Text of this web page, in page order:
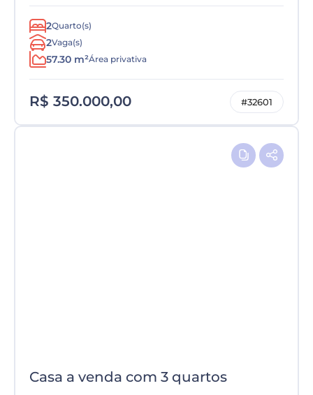
2Quarto(s)
2Vaga(s)
57.30 m²Área privativa
R$ 350.000,00 #32601
Casa a venda com 3 quartos